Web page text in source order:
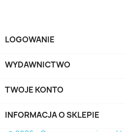
LOGOWANIE
WYDAWNICTWO
TWOJE KONTO
INFORMACJA O SKLEPIE